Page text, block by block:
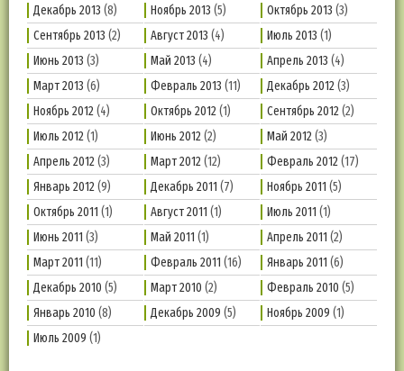
Декабрь 2013 (8) Ноябрь 2013 (5) Октябрь 2013 (3)
Сентябрь 2013 (2) Август 2013 (4) Июль 2013 (1)
Июнь 2013 (3) Май 2013 (4) Апрель 2013 (4)
Март 2013 (6) Февраль 2013 (11) Декабрь 2012(3)
Ноябрь 2012(4) Октябрь 2012(1) Сентябрь 2012(2)
Июль 2012(1) Июнь 2012(2) Май 2012(3)
Апрель 2012(3) Март 2012(12) Февраль 2012(17)
Январь 2012(9) Декабрь 2011 (7) Ноябрь 2011 (5)
Октябрь 2011 (1) Август 2011 (1) Июль 2011 (1)
Июнь 2011 (3) Май 2011 (1) Апрель 2011 (2)
Март 2011 (11) Февраль 2011 (16) Январь 2011 (6)
Декабрь 2010 (5) Март 2010 (2) Февраль 2010 (5)
Январь 2010 (8) Декабрь 2009 (5) Ноябрь 2009 (1)
Июль 2009 (1)